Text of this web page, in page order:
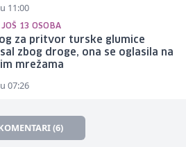
11:00
13 OSOBA
za pritvor turske glumice
zbog droge, ona se oglasila na
mrežama
07:26
(6)